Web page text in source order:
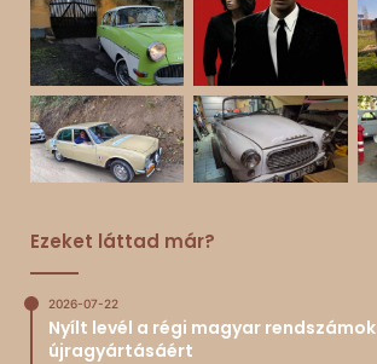
Ezeket láttad már?
2026-07-22
Nyílt levél a régi magyar rendszámok
újragyártásáért